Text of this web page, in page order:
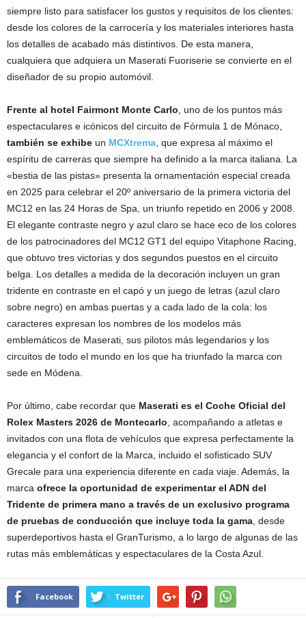
siempre listo para satisfacer los gustos y requisitos de los clientes:
desde los colores de la carrocería y los materiales interiores hasta
los detalles de acabado más distintivos. De esta manera,
cualquiera que adquiera un Maserati Fuoriserie se convierte en el
diseñador de su propio automóvil.
Frente al hotel Fairmont Monte Carlo , uno de los puntos más
espectaculares e icónicos del circuito de Fórmula 1 de Mónaco,
también se exhibe un MCXtrema , que expresa al máximo el
espíritu de carreras que siempre ha definido a la marca italiana. La
«bestia de las pistas» presenta la ornamentación especial creada
en 2025 para celebrar el 20º aniversario de la primera victoria del
MC12 en las 24 Horas de Spa, un triunfo repetido en 2006 y 2008.
El elegante contraste negro y azul claro se hace eco de los colores
de los patrocinadores del MC12 GT1 del equipo Vitaphone Racing,
que obtuvo tres victorias y dos segundos puestos en el circuito
belga. Los detalles a medida de la decoración incluyen un gran
tridente en contraste en el capó y un juego de letras (azul claro
sobre negro) en ambas puertas y a cada lado de la cola: los
caracteres expresan los nombres de los modelos más
emblemáticos de Maserati, sus pilotos más legendarios y los
circuitos de todo el mundo en los que ha triunfado la marca con
sede en Módena.
Por último, cabe recordar que Maserati es el Coche Oficial del
Rolex Masters 2026 de Montecarlo , acompañando a atletas e
invitados con una flota de vehículos que expresa perfectamente la
elegancia y el confort de la Marca, incluido el sofisticado SUV
Grecale para una experiencia diferente en cada viaje. Además, la
marca ofrece la oportunidad de experimentar el ADN del
Tridente de primera mano a través de un exclusivo programa
de pruebas de conducción que incluye toda la gama , desde
superdeportivos hasta el GranTurismo, a lo largo de algunas de las
rutas más emblemáticas y espectaculares de la Costa Azul.
Facebook Twitter